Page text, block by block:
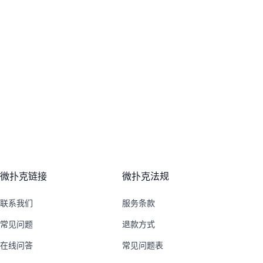
微扑克链接
联系我们
常见问题
在线问答
微扑克法规
服务条款
退款方式
常见问题表